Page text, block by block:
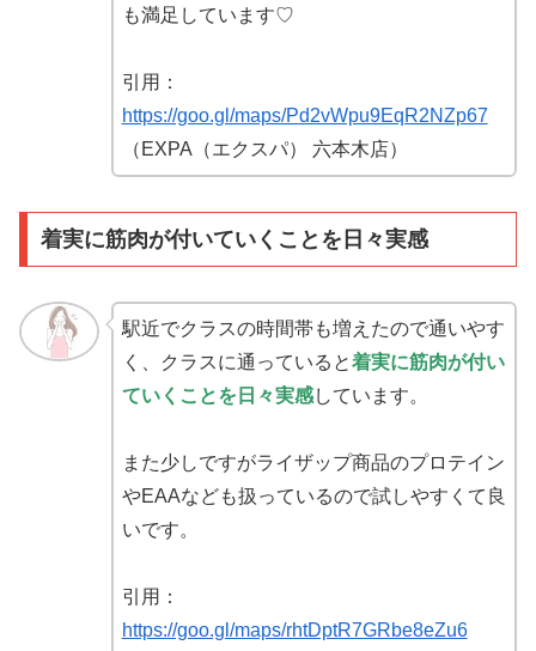
も満足しています♡
引用：
https://goo.gl/maps/Pd2vWpu9EqR2NZp67
（EXPA（エクスパ） 六本木店）
着実に筋肉が付いていくことを日々実感
駅近でクラスの時間帯も増えたので通いやす
く、クラスに通っていると着実に筋肉が付い
ていくことを日々実感しています。
また少しですがライザップ商品のプロテイン
やEAAなども扱っているので試しやすくて良
いです。
引用：
https://goo.gl/maps/rhtDptR7GRbe8eZu6